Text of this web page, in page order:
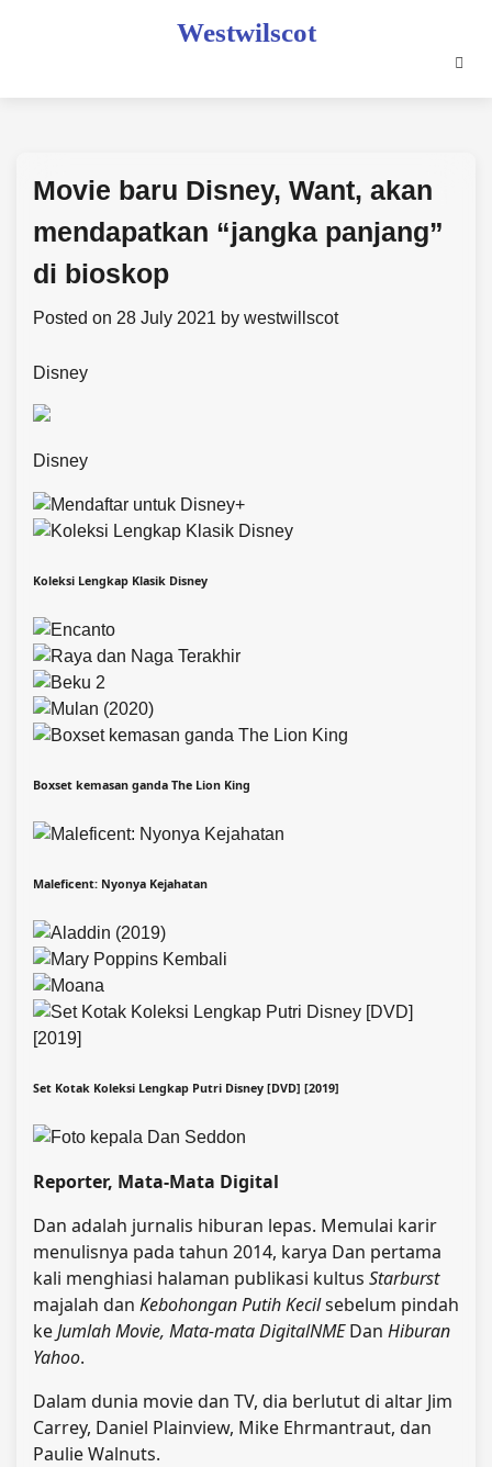
Westwilscot
Movie baru Disney, Want, akan
mendapatkan “jangka panjang”
di bioskop
Posted on 28 July 2021 by westwillscot
Disney
Disney
Koleksi Lengkap Klasik Disney
Boxset kemasan ganda The Lion King
Maleficent: Nyonya Kejahatan
Set Kotak Koleksi Lengkap Putri Disney [DVD] [2019]
Reporter, Mata-Mata Digital
Dan adalah jurnalis hiburan lepas. Memulai karir
menulisnya pada tahun 2014, karya Dan pertama
kali menghiasi halaman publikasi kultus Starburst
majalah dan Kebohongan Putih Kecilsebelum pindah
keJumlah Movie, Mata-mata DigitalNMEDan Hiburan
Yahoo.
Dalam dunia movie dan TV, dia berlutut di altar Jim
Carrey, Daniel Plainview, Mike Ehrmantraut, dan
Paulie Walnuts.